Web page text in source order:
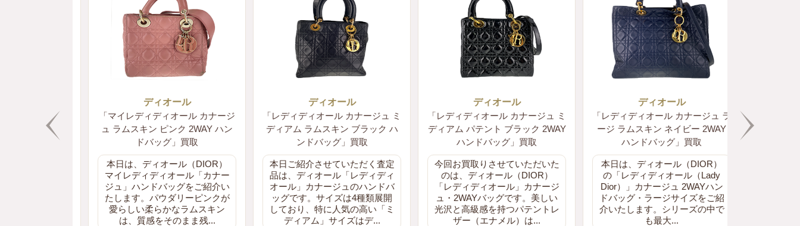
ナージュ ラ
ック ハンド
ディオール
「マイレディディオール カナージ
ュ ラムスキン ピンク 2WAY ハン
ドバッグ」買取
本日は、ディオール（DIOR）
マイレディディオール「カナー
ジュ」ハンドバッグをご紹介い
たします。パウダリーピンクが
愛らしい柔らかなラムスキン
は、質感をそのまま残...
ディオール
「レディディオール カナージュ ミ
ディアム ラムスキン ブラック ハ
ンドバッグ」買取
本日ご紹介させていただく査定
品は、ディオール「レディディ
オール」カナージュのハンドバ
ッグです。サイズは4種類展開
しており、特に人気の高い「ミ
ディアム」サイズはデ...
ディオール
「レディディオール カナージュ ミ
ディアム パテント ブラック 2WAY
ハンドバッグ」買取
今回お買取りさせていただいた
のは、ディオール（DIOR）
「レディディオール」カナージ
ュ・2WAYバッグです。美しい
光沢と高級感を持つパテントレ
ザー（エナメル）は...
ディオール
「レディディオール カナージュ ラ
ージ ラムスキン ネイビー 2WAY
ハンドバッグ」買取
本日は、ディオール（DIOR）
の「レディディオール（Lady
Dior）」カナージュ 2WAYハン
ドバッグ・ラージサイズをご紹
介いたします。シリーズの中で
も最大...
「レディディ
ディアム ラ